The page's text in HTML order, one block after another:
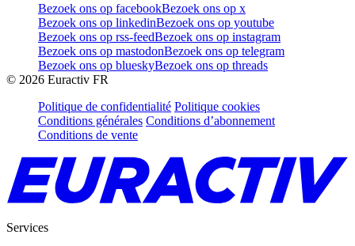
Bezoek ons op facebookBezoek ons op x
Bezoek ons op linkedinBezoek ons op youtube
Bezoek ons op rss-feedBezoek ons op instagram
Bezoek ons op mastodonBezoek ons op telegram
Bezoek ons op blueskyBezoek ons op threads
© 2026 Euractiv FR
Politique de confidentialité Politique cookies
Conditions générales Conditions d’abonnement
Conditions de vente
Services